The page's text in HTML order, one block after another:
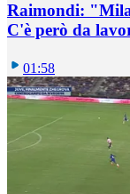
Raimondi:
C'è però da
01:58